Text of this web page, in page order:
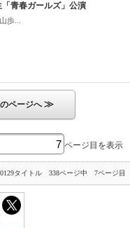
「青春ガールズ」公演
歩...
ページへ≫
ページ目を表示
タイトル 338ページ中 7ページ目